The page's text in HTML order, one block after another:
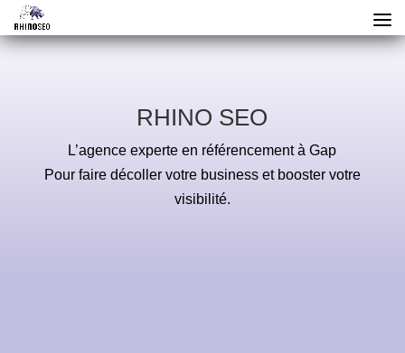
RHINO SEO
L’agence experte en référencement à Gap
Pour faire décoller votre business et booster votre
visibilité.